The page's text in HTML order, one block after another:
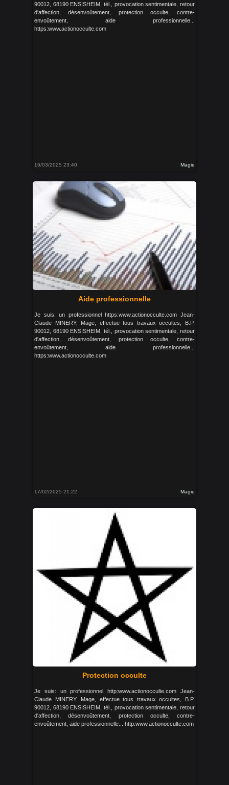
90012, 68190 ENSISHEIM, tél., provocation sentimentale, retour
d'affection, désenvoûtement, protection occulte, contre-
envoûtement, aide professionnelle...
https:www.actionocculte.com
16/03/2025 23:40 Magie
Aide professionnelle
Je suis: un professionnel https:www.actionocculte.com Jean-
Claude MINERY, Mage, effectue tous travaux occultes, B.P.
90012, 68190 ENSISHEIM, tél., provocation sentimentale, retour
d'affection, désenvoûtement, protection occulte, contre-
envoûtement, aide professionnelle...
https:www.actionocculte.com
17/02/2025 21:22 Magie
Protection occulte
Je suis: un professionnel http:www.actionocculte.com Jean-
Claude MINERY, Mage, effectue tous travaux occultes, B.P.
90012, 68190 ENSISHEIM, tél., provocation sentimentale, retour
d'affection, désenvoûtement, protection occulte, contre-
envoûtement, aide professionnelle... http:www.actionocculte.com